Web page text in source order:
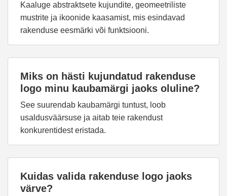
Kaaluge abstraktsete kujundite, geomeetriliste
mustrite ja ikoonide kaasamist, mis esindavad
rakenduse eesmärki või funktsiooni.
Miks on hästi kujundatud rakenduse
logo minu kaubamärgi jaoks oluline?
See suurendab kaubamärgi tuntust, loob
usaldusväärsuse ja aitab teie rakendust
konkurentidest eristada.
Kuidas valida rakenduse logo jaoks
värve?